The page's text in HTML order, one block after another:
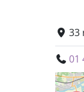
33
01